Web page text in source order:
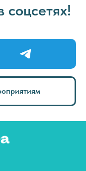
соцсетях!